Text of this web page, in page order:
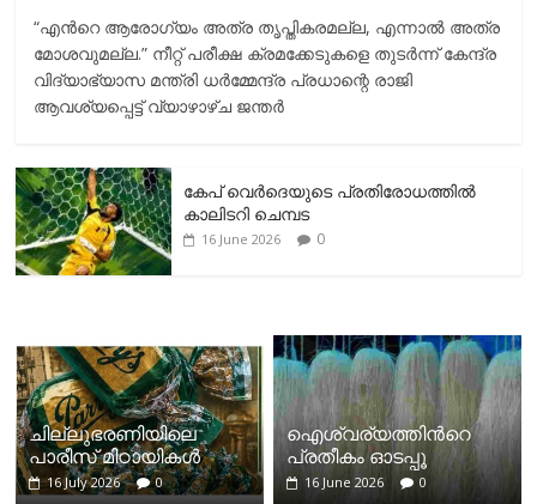
“എന്‍റെ ആരോഗ്യം അത്ര തൃപ്തികരമല്ല, എന്നാൽ അത്ര
മോശവുമല്ല.” നീറ്റ് പരീക്ഷ ക്രമക്കേടുകളെ തുടർന്ന് കേന്ദ്ര
വിദ്യാഭ്യാസ മന്ത്രി ധർമ്മേന്ദ്ര പ്രധാന്റെ രാജി
ആവശ്യപ്പെട്ട് വ്യാഴാഴ്ച ജന്തർ
കേപ് വെര്‍ദെയുടെ പ്രതിരോധത്തില്‍
കാലിടറി ചെമ്പട
16 June 2026 0
ചില്ലുഭരണിയിലെ
പാരീസ് മിഠായികള്‍
16 July 2026 0
ഐശ്വര്യത്തിന്‍റെ
പ്രതീകം ഓടപ്പൂ
16 June 2026 0